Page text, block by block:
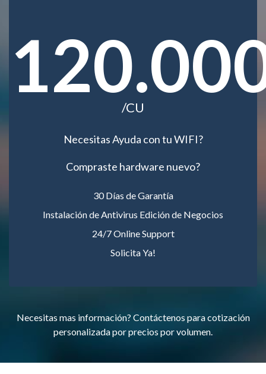
/CU
Necesitas Ayuda con tu WIFI?
Compraste hardware nuevo?
30 Días de Garantía
Instalación de Antivirus Edición de Negocios
24/7 Online Support
Solicita Ya!
Necesitas mas información? Contáctenos para cotización
personalizada por precios por volumen.